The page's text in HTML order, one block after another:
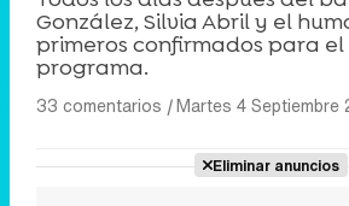
González, Silvia Abril y el
primeros confirmados para el
programa.
33 comentarios |Martes 4 Septiembre
Eliminar anuncios